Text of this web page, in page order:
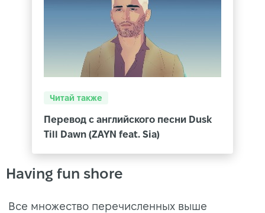
Читай также
Перевод с английского песни Dusk
Till Dawn (ZAYN feat. Sia)
Having fun shore
Все множество перечисленных выше